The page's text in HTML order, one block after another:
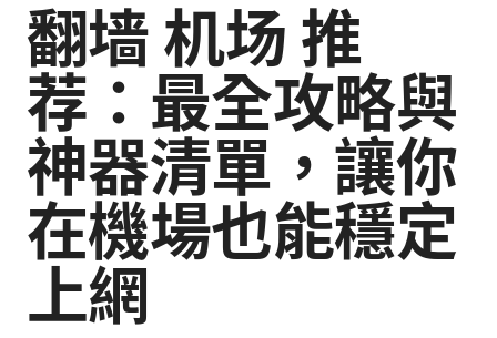
翻墙 机场 推
荐：最全攻略與
神器清單，讓你
在機場也能穩定
上網